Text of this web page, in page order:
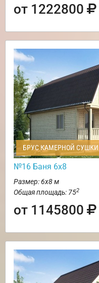
от 1222800
БРУС КАМЕРНОЙ СУШКИ
№16 Баня 6х8
Размер: 6х8 м
Общая площадь: 752
от 1145800